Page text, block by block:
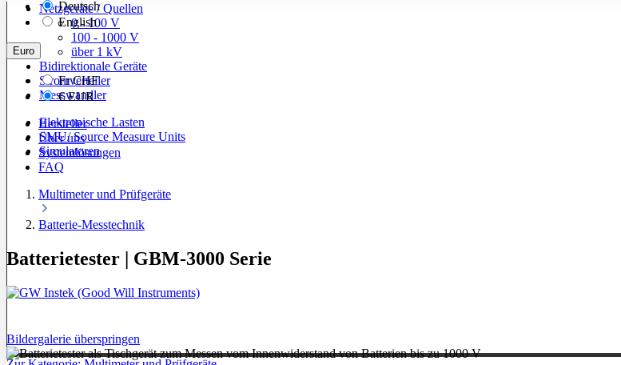
Netzgeräte / Quellen
0 - 100 V
100 - 1000 V
über 1 kV
Bidirektionale Geräte
Stromverteiler
Messwandler
Elektronische Lasten
SMU/ Source Measure Units
Simulatoren
Deutsch
English
Euro
FrCHF
€EUR
Hersteller
Über uns
Systemlösungen
FAQ
Multimeter und Prüfgeräte
Batterie-Messtechnik
Batterietester | GBM-3000 Serie
Bildergalerie überspringen